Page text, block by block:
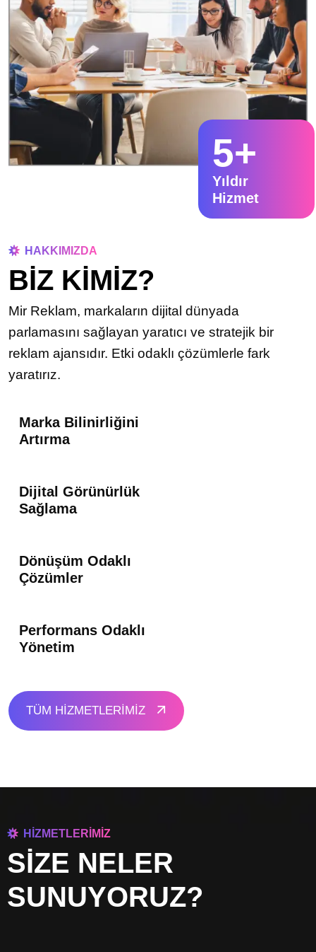
5+
Yıldır
Hizmet
HAKKIMIZDA
BİZ KİMİZ?
Mir Reklam, markaların dijital dünyada
parlamasını sağlayan yaratıcı ve stratejik bir
reklam ajansıdır. Etki odaklı çözümlerle fark
yaratırız.
Marka Bilinirliğini
Artırma
Dijital Görünürlük
Sağlama
Dönüşüm Odaklı
Çözümler
Performans Odaklı
Yönetim
TÜM HİZMETLERİMİZ
HİZMETLERİMİZ
SİZE NELER
SUNUYORUZ?